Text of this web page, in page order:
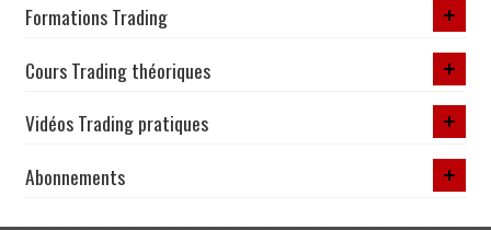
Formations Trading
Cours Trading théoriques
Vidéos Trading pratiques
Abonnements